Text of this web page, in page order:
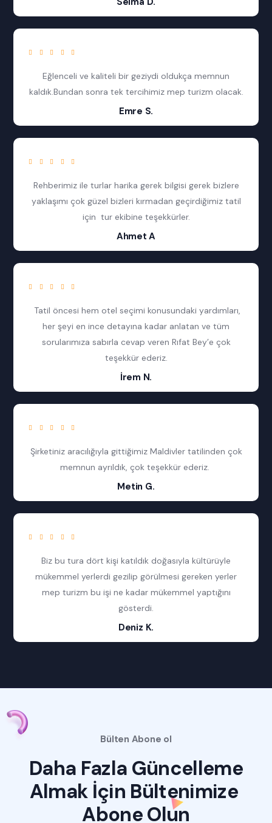
Eğlenceli ve kaliteli bir geziydi oldukça memnun
kaldık.Bundan sonra tek tercihimiz mep turizm olacak.
Emre S.
Rehberimiz ile turlar harika gerek bilgisi gerek bizlere
yaklaşımı çok güzel bizleri kırmadan geçirdiğimiz tatil
için tur ekibine teşekkürler.
Ahmet A
Tatil öncesi hem otel seçimi konusundaki yardımları,
her şeyi en ince detayına kadar anlatan ve tüm
sorularımıza sabırla cevap veren Rıfat Bey’e çok
teşekkür ederiz.
İrem N.
Şirketiniz aracılığıyla gittiğimiz Maldivler tatilinden çok
memnun ayrıldık, çok teşekkür ederiz.
Metin G.
Biz bu tura dört kişi katıldık doğasıyla kültürüyle
mükemmel yerlerdi gezilip görülmesi gereken yerler
mep turizm bu işi ne kadar mükemmel yaptığını
gösterdi.
Deniz K.
Bülten Abone ol
Daha Fazla Güncelleme
Almak İçin Bültenimize
Abone Olun